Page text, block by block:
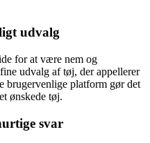
udvalg
for at være nem og
udvalg af tøj, der appellerer
brugervenlige platform gør det
ønskede tøj.
svar